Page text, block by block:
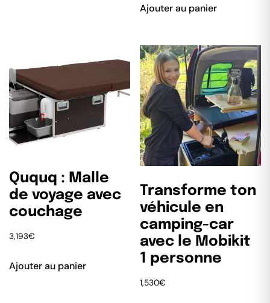
Ajouter au panier
Ququq : Malle
de voyage avec
couchage
3,193€
Ajouter au panier
Transforme ton
véhicule en
camping-car
avec le Mobikit
1 personne
1,530€